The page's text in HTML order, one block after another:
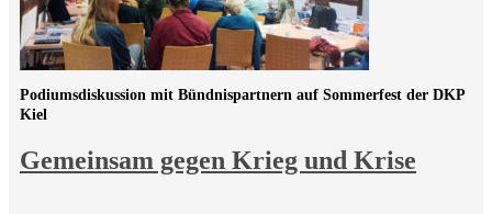
Gemeinsam gegen Krieg und Krise
Podiumsdiskussion mit Bündnispartnern auf Sommerfest der DKP
Kiel